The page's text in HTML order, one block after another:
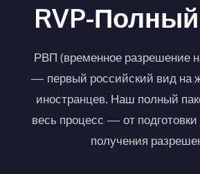
RVP-
РВП (временное разрешение
— первый российский вид на
иностранцев. Наш полный
весь процесс — от
получения